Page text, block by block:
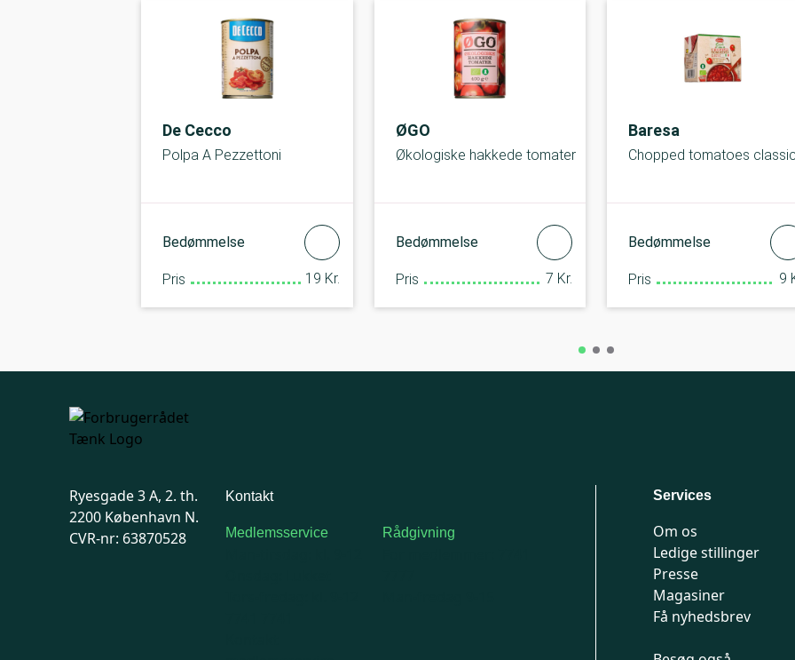
De Cecco
Polpa A Pezzettoni
Bedømmelse
Pris 19 Kr.
ØGO
Økologiske hakkede tomater
Bedømmelse
Pris 7 Kr.
Baresa
Chopped tomatoes
Bedømmelse
Pris 9
Ryesgade 3 A, 2. th.
2200 København N.
CVR-nr: 63870528
Kontakt
Medlemsservice Rådgivning
Services
Om os
Ledige stillinger
Presse
Magasiner
Få nyhedsbrev